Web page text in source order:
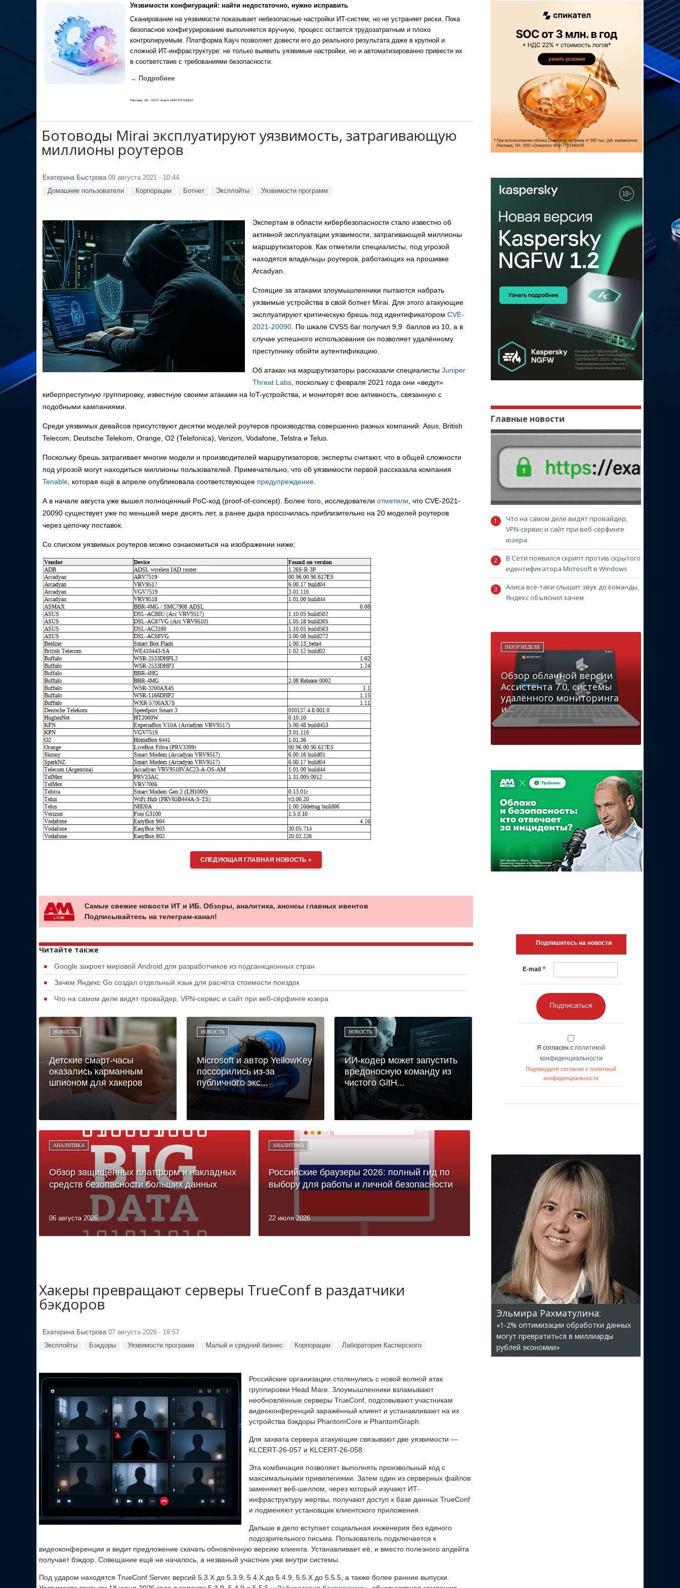
Уязвимости конфигураций: найти недостаточно, нужно исправить
Сканирование на уязвимости показывает небезопасные настройки ИТ-систем, но не устраняет риски. Пока
безопасное конфигурирование выполняется вручную, процесс остается трудозатратным и плохо
контролируемым. Платформа Кауч позволяет довести его до реального результата даже в крупной и
сложной ИТ-инфраструктуре: не только выявить уязвимые настройки, но и автоматизированно привести их
в соответствие с требованиями безопасности.
→ Подробнее
Реклама, 18+. ООО «Кауч» ИНН 9717142012
Ботоводы Mirai эксплуатируют уязвимость, затрагивающую
миллионы роутеров
Екатерина Быстрова09 августа 2021 - 10:44
Домашние пользователи Корпорации Ботнет Эксплойты Уязвимости программ
Экспертам в области кибербезопасности стало известно об
активной эксплуатации уязвимости, затрагивающей миллионы
маршрутизаторов. Как отметили специалисты, под угрозой
находятся владельцы роутеров, работающих на прошивке
Arcadyan.
Стоящие за атаками злоумышленники пытаются набрать
уязвимые устройства в свой ботнет Mirai. Для этого атакующие
эксплуатируют критическую брешь под идентификатором CVE-
2021-20090 . По шкале CVSS баг получил 9,9 баллов из 10, а в
случае успешного использования он позволяет удалённому
преступнику обойти аутентификацию.
Об атаках на маршрутизаторы рассказали специалисты Juniper
Threat Labs , поскольку с февраля 2021 года они «ведут»
киберпреступную группировку, известную своими атаками на IoT-устройства, и мониторят всю активность, связанную с
подобными кампаниями.
Среди уязвимых девайсов присутствуют десятки моделей роутеров производства совершенно разных компаний: Asus, British
Telecom, Deutsche Telekom, Orange, O2 (Telefonica), Verizon, Vodafone, Telstra и Telus.
Поскольку брешь затрагивает многие модели и производителей маршрутизаторов, эксперты считают, что в общей сложности
под угрозой могут находиться миллионы пользователей. Примечательно, что об уязвимости первой рассказала компания
Tenable , которая ещё в апреле опубликовала соответствующее предупреждение
А в начале августа уже вышел полноценный PoC-код (proof-of-concept). Более того, исследователи отметили , что CVE-2021-
20090 существует уже по меньшей мере десять лет, а ранее дыра просочилась приблизительно на 20 моделей роутеров
через цепочку поставок.
Со списком уязвимых роутеров можно ознакомиться на изображении ниже:
СЛЕДУЮЩАЯ ГЛАВНАЯ НОВОСТЬ »
Самые свежие новости ИТ и ИБ. Обзоры, аналитика, анонсы главных ивентов
Подписывайтесь на телеграм-канал!
Читайте также
Google закроет мировой Android для разработчиков из подсанкционных стран
Зачем Яндекс Go создал отдельный язык для расчёта стоимости поездок
Что на самом деле видят провайдер, VPN-сервис и сайт при веб-сёрфинге юзера
НОВОСТЬ
Детские смарт-часы
оказались карманным
шпионом для хакеров
НОВОСТЬ
Microsoft и автор YellowKey
поссорились из-за
публичного экс...
НОВОСТЬ
ИИ-кодер может запустить
вредоносную команду из
чистого GitH...
АНАЛИТИКА
Обзор защищённых платформ и накладных
средств безопасности больших данных
06 августа 2026
АНАЛИТИКА
Российские браузеры 2026: полный гид по
выбору для работы и личной безопасности
22 июля 2026
Хакеры превращают серверы TrueConf в раздатчики
бэкдоров
Екатерина Быстрова 07 августа 2026 - 19:57
Эксплойты Бэкдоры Уязвимости программ Малый и средний бизнес Корпорации Лаборатория Касперского
Российские организации столкнулись с новой волной атак
группировки Head Mare. Злоумышленники взламывают
необновлённые серверы TrueConf, подсовывают участникам
видеоконференций заражённый клиент и устанавливают на их
устройства бэкдоры PhantomCore и PhantomGraph.
Для захвата сервера атакующие связывают две уязвимости —
KLCERT-26-057 и KLCERT-26-058.
Эта комбинация позволяет выполнять произвольный код с
максимальными привилегиями. Затем один из серверных файлов
заменяют веб-шеллом, через который изучают ИТ-
инфраструктуру жертвы, получают доступ к базе данных TrueConf
и подменяют установщик клиентского приложения.
Дальше в дело вступает социальная инженерия без единого
подозрительного письма. Пользователь подключается к
видеоконференции и видит предложение скачать обновлённую версию клиента. Устанавливает её, и вместо полезного апдейта
получает бэкдор. Совещание ещё не началось, а незваный участник уже внутри системы.
Под ударом находятся TrueConf Server версий 5.3.X до 5.3.9, 5.4.X до 5.4.9, 5.5.X до 5.5.5, а также более ранние выпуски.
Главные новости
Что на самом деле видят провайдер,
VPN-сервис и сайт при веб-сёрфинге
юзера
В Сети появился скрипт против скрытого
идентификатора Microsoft в Windows
Алиса всё-таки слышит звук до команды,
Яндекс объяснил зачем
ОБЗОР НЕДЕЛИ
Обзор облачной версии
Ассистента 7.0, системы
удалённого мониторинга
и...
Подпишитесь на новости
E-mail *
Подписаться
Я согласен с политикой
конфиденциальности
Подтвердите согласие с политикой
конфиденциальности
Эльмира Рахматулина:
«1-2% оптимизации обработки данных
могут превратиться в миллиарды
рублей экономии»